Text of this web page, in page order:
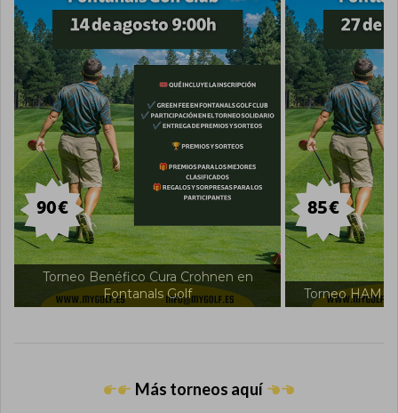
Torneo HAMILTON en Fontanals Golf
Torneo
Más torneos aquí